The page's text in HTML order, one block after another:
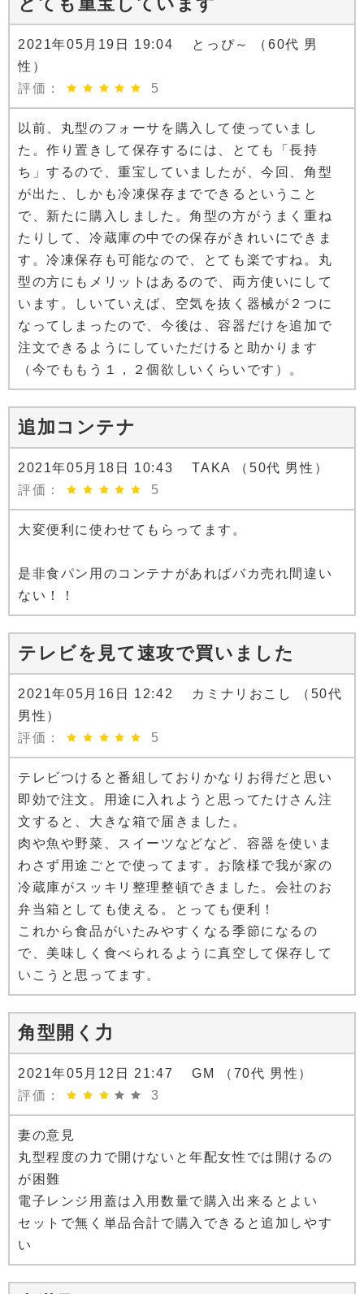
2021年05月19日 19:04 とっぴ～ （60代 男
性）
評価：
5
以前、丸型のフォーサを購入して使っていまし
た。作り置きして保存するには、とても「長持
ち」するので、重宝していましたが、今回、角型
が出た、しかも冷凍保存までできるということ
で、新たに購入しました。角型の方がうまく重ね
たりして、冷蔵庫の中での保存がきれいにできま
す。冷凍保存も可能なので、とても楽ですね。丸
型の方にもメリットはあるので、両方使いにして
います。しいていえば、空気を抜く器械が２つに
なってしまったので、今後は、容器だけを追加で
注文できるようにしていただけると助かります
（今でももう１，２個欲しいくらいです）。
追加コンテナ
2021年05月18日 10:43 TAKA （50代 男性）
評価：
5
大変便利に使わせてもらってます。
是非食パン用のコンテナがあればバカ売れ間違い
ない！！
テレビを見て速攻で買いました
2021年05月16日 12:42 カミナリおこし （50代
男性）
評価：
5
テレビつけると番組しておりかなりお得だと思い
即効で注文。用途に入れようと思ってたけさん注
文すると、大きな箱で届きました。
肉や魚や野菜、スイーツなどなど、容器を使いま
わさず用途ごとで使ってます。お陰様で我が家の
冷蔵庫がスッキリ整理整頓できました。会社のお
弁当箱としても使える。とっても便利！
これから食品がいたみやすくなる季節になるの
で、美味しく食べられるように真空して保存して
いこうと思ってます。
角型開く力
2021年05月12日 21:47 GM （70代 男性）
評価：
3
妻の意見
丸型程度の力で開けないと年配女性では開けるの
が困難
電子レンジ用蓋は入用数量で購入出来るとよい
セットで無く単品合計で購入できると追加しやす
い